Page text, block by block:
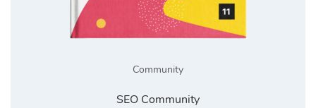
Community
SEO Community